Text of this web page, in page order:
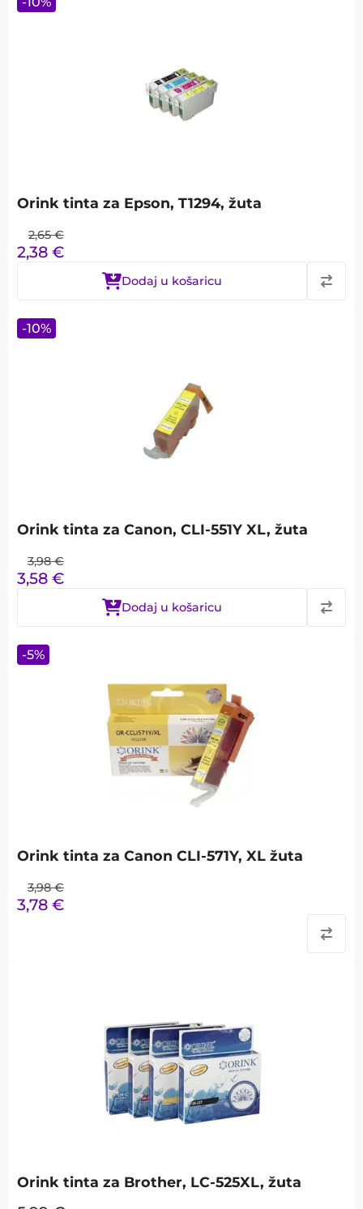
Orink tinta za Epson, T1294, žuta
2,65 €
2,38 €
Dodaj u košaricu
Orink tinta za Canon, CLI-551Y XL, žuta
3,98 €
3,58 €
Dodaj u košaricu
-10%
Orink tinta za Canon CLI-571Y, XL žuta
3,98 €
3,78 €
-5%
Orink tinta za Brother, LC-525XL, žuta